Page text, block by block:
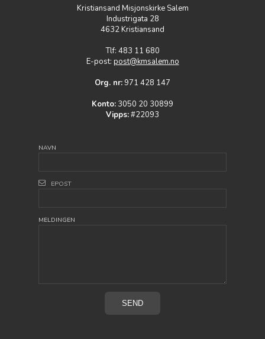
Kristiansand Misjonskirke Salem
Industrigata 28
4632 Kristiansand
Tlf: 483 11 680
E-post: post@kmsalem.no
Org. nr:971 428 147
Konto:3050 20 30899
Vipps:#22093
NAVN
EPOST
MELDINGEN